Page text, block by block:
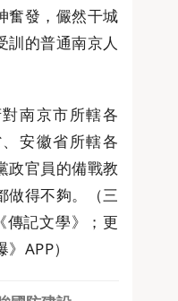
奮發，儼然干城
訓的普通南京人
南京市所轄各
安徽省所轄各
政官員的備戰教
做得不夠。（三
傳記文學》；更
APP）